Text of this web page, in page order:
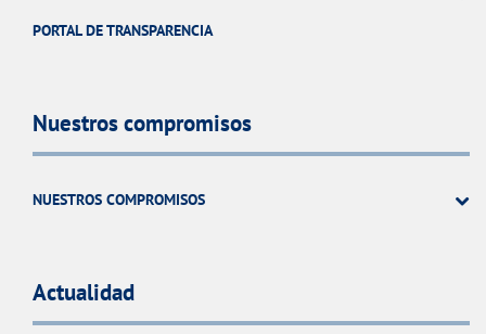
PORTAL DE TRANSPARENCIA
Nuestros compromisos
NUESTROS COMPROMISOS
Actualidad